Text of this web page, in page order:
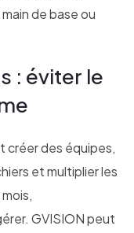
de base ou
: éviter le
créer des équipes,
et multiplier les
GVISION peut